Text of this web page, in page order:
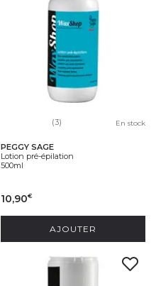
(3) En stock
PEGGY SAGE
Lotion pré-épilation
500ml
10,90€
AJOUTER